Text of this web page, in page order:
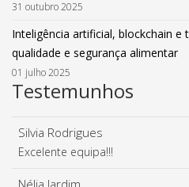
31 outubro 2025
Inteligência artificial, blockchain e
qualidade e segurança alimentar
01 julho 2025
Testemunhos
Silvia Rodrigues
Excelente equipa!!!